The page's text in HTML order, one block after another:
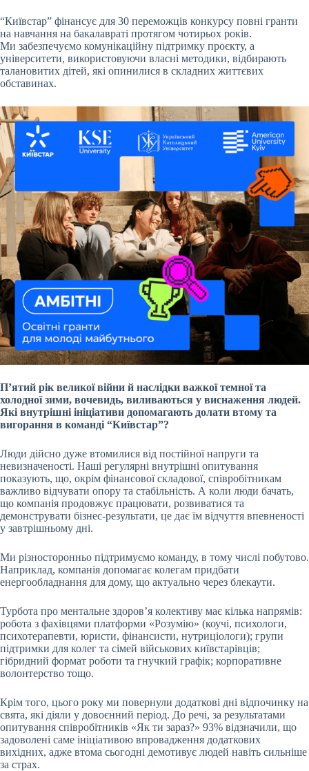
“Київстар” фінансує для 30 переможців конкурсу повні гранти
на навчання на бакалавраті протягом чотирьох років.
Ми забезпечуємо комунікаційну підтримку проєкту, а
університети, використовуючи власні методики, відбирають
талановитих дітей, які опинилися в складних життєвих
обставинах.
Пʼятий рік великої війни й наслідки важкої темної та
холодної зими, вочевидь, виливаються у виснаження людей.
Які внутрішні ініціативи допомагають долати втому та
вигорання в команді “Київстар”?
Люди дійсно дуже втомилися від постійної напруги та
невизначеності. Наші регулярні внутрішні опитування
показують, що, окрім фінансової складової, співробітникам
важливо відчувати опору та стабільність. А коли люди бачать,
що компанія продовжує працювати, розвиватися та
демонструвати бізнес-результати, це дає їм відчуття впевненості
у завтрішньому дні.
Ми різносторонньо підтримуємо команду, в тому числі побутово.
Наприклад, компанія допомагає колегам придбати
енергообладнання для дому, що актуально через блекаути.
Турбота про ментальне здоров’я колективу має кілька напрямів:
робота з фахівцями платформи «Розумію» (коучі, психологи,
психотерапевти, юристи, фінансисти, нутриціологи); групи
підтримки для колег та сімей військових київстарівців;
гібридний формат роботи та гнучкий графік; корпоративне
волонтерство тощо.
Крім того, цього року ми повернули додаткові дні відпочинку на
свята, які діяли у довоєнний період. До речі, за результатами
опитування співробітників «Як ти зараз?» 93% відзначили, що
задоволені саме ініціативою впровадження додаткових
вихідних, адже втома сьогодні демотивує людей навіть сильніше
за страх.